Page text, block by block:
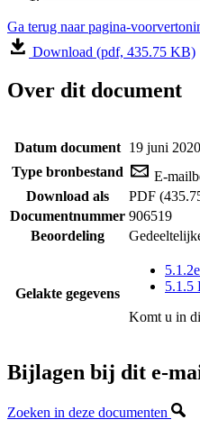
Ga terug naar pagina-
Download (pdf, 435.75 KB)
Over dit document
Datum document 19 juni 2020
Type bronbestand
E-
Download als
PDF
Documentnummer 906519
Beoordeling
Gelakte gegevens
5.1.5
Komt u in
Bijlagen bij dit e-
Zoeken in deze documenten